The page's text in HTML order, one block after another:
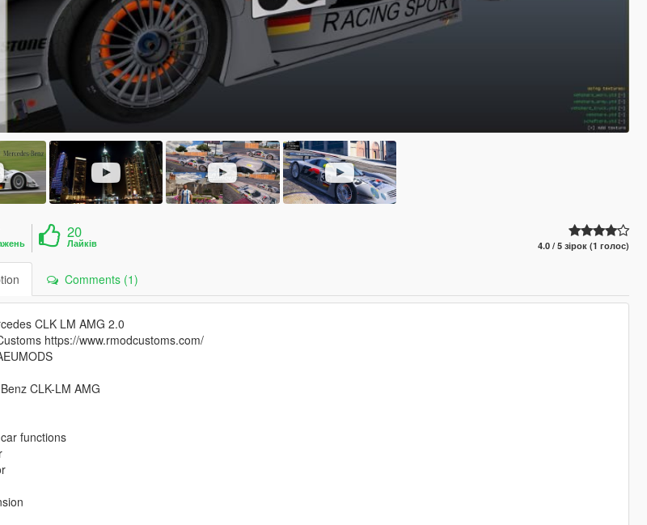
20
Лайків 4.0 / 5 зірок (1 голос)
Comments (1)
CLK LM AMG 2.0
https://www.rmodcustoms.com/
CLK-LM AMG
functions